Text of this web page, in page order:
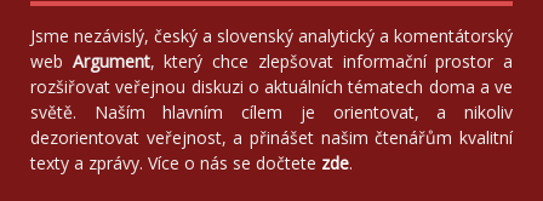
Jsme nezávislý, český a slovenský analytický a komentátorský
web Argument, který chce zlepšovat informační prostor a
rozšiřovat veřejnou diskuzi o aktuálních tématech doma a ve
světě. Naším hlavním cílem je orientovat, a nikoliv
dezorientovat veřejnost, a přinášet našim čtenářům kvalitní
texty a zprávy. Více o nás se dočtete zde.